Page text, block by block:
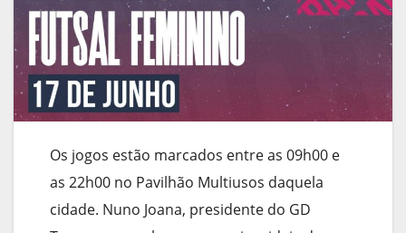
Os jogos estão marcados entre as 09h00 e
as 22h00 no Pavilhão Multiusos daquela
cidade. Nuno Joana, presidente do GD